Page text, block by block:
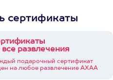
сертификаты
все развлечения
подарочный сертификат
на любое развлечение АХАА